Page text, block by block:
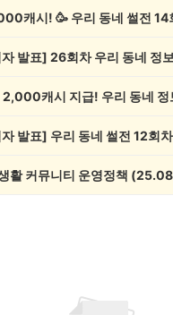
캐시! 🥳 우리 동네 썰전
활 커뮤니티 운영정책